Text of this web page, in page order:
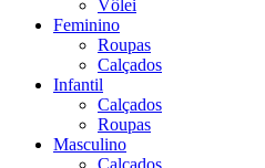
Vôlei
Feminino
Roupas
Calçados
Infantil
Calçados
Roupas
Masculino
Calçados